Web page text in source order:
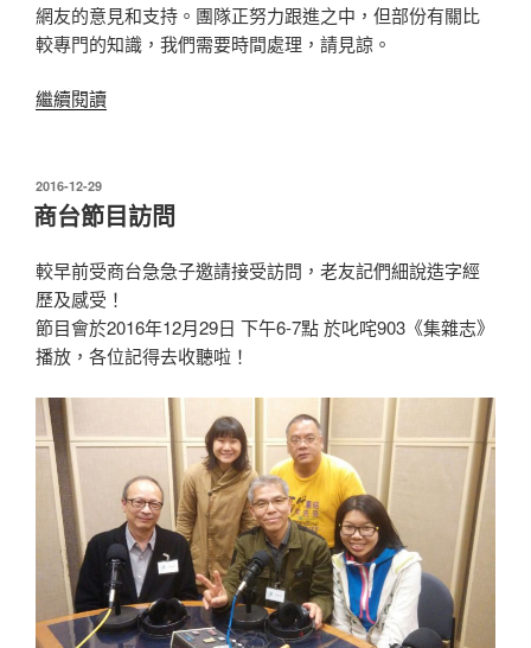
網友的意見和支持。團隊正努力跟進之中，但部份有關比
較專門的知識，我們需要時間處理，請見諒。
繼續閱讀“不
香
字
型」
手
機
發
表
於
2016-12-29
商台節目訪問
較早前受商台急急子邀請接受訪問，老友記們細說造字經
歷及感受！
節目會於2016年12月29日 下午6-7點 於叱咤903《集雜志》
播放，各位記得去收聽啦！